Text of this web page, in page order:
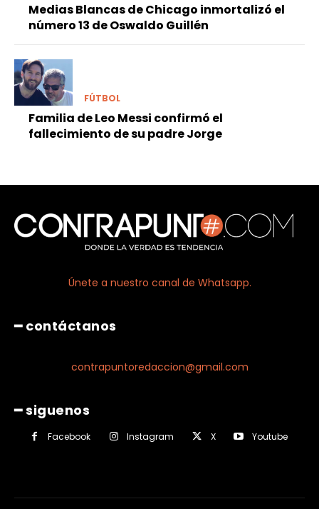
Medias Blancas de Chicago inmortalizó el
número 13 de Oswaldo Guillén
FÚTBOL
Familia de Leo Messi confirmó el
fallecimiento de su padre Jorge
Únete a nuestro canal de Whatsapp.
━ contáctanos
contrapuntoredaccion@gmail.com
━ siguenos
Facebook Instagram X Youtube